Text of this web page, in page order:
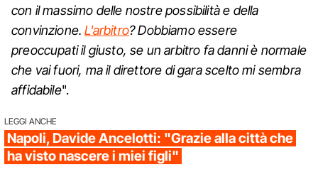
con il massimo delle nostre possibilità e della
convinzione.L'arbitro? Dobbiamo essere
preoccupati il giusto, se un arbitro fa danni è normale
che vai fuori, ma il direttore di gara scelto mi sembra
affidabile".
LEGGI ANCHE
Napoli, Davide Ancelotti: "Grazie alla città che
ha visto nascere i miei figli"